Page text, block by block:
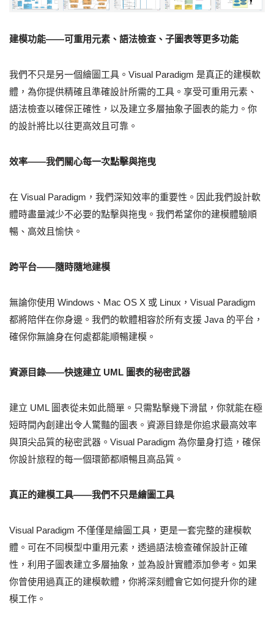
建模功能——可重用元素、語法檢查、子圖表等更多功能
我們不只是另一個繪圖工具。Visual Paradigm 是真正的建模軟
體，為你提供精確且準確設計所需的工具。享受可重用元素、
語法檢查以確保正確性，以及建立多層抽象子圖表的能力。你
的設計將比以往更高效且可靠。
效率——我們關心每一次點擊與拖曳
在 Visual Paradigm，我們深知效率的重要性。因此我們設計軟
體時盡量減少不必要的點擊與拖曳。我們希望你的建模體驗順
暢、高效且愉快。
跨平台——隨時隨地建模
無論你使用 Windows、Mac OS X 或 Linux，Visual Paradigm
都將陪伴在你身邊。我們的軟體相容於所有支援 Java 的平台，
確保你無論身在何處都能順暢建模。
資源目錄——快速建立 UML 圖表的秘密武器
建立 UML 圖表從未如此簡單。只需點擊幾下滑鼠，你就能在極
短時間內創建出令人驚豔的圖表。資源目錄是你追求最高效率
與頂尖品質的秘密武器。Visual Paradigm 為你量身打造，確保
你設計旅程的每一個環節都順暢且高品質。
真正的建模工具——我們不只是繪圖工具
Visual Paradigm 不僅僅是繪圖工具，更是一套完整的建模軟
體。可在不同模型中重用元素，透過語法檢查確保設計正確
性，利用子圖表建立多層抽象，並為設計實體添加參考。如果
你曾使用過真正的建模軟體，你將深刻體會它如何提升你的建
模工作。